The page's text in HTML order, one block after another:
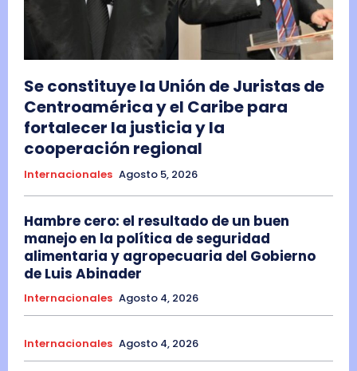
Se constituye la Unión de Juristas de
Centroamérica y el Caribe para
fortalecer la justicia y la
cooperación regional
Internacionales Agosto 5, 2026
Hambre cero: el resultado de un buen
manejo en la política de seguridad
alimentaria y agropecuaria del Gobierno
de Luis Abinader
Internacionales Agosto 4, 2026
Internacionales Agosto 4, 2026